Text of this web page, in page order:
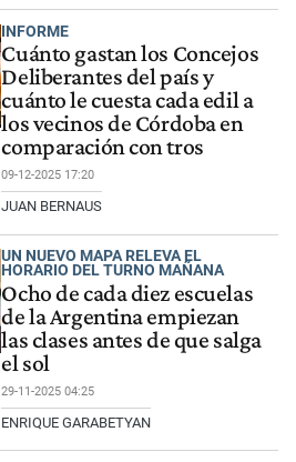
INFORME
Cuánto gastan los Concejos
Deliberantes del país y
cuánto le cuesta cada edil a
los vecinos de Córdoba en
comparación con tros
09-12-2025 17:20
JUAN BERNAUS
UN NUEVO MAPA RELEVA EL
HORARIO DEL TURNO MAÑANA
Ocho de cada diez escuelas
de la Argentina empiezan
las clases antes de que salga
el sol
29-11-2025 04:25
ENRIQUE GARABETYAN